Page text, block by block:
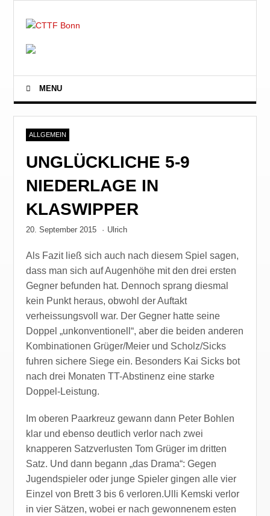
MENU
ALLGEMEIN
UNGLÜCKLICHE 5-9
NIEDERLAGE IN
KLASWIPPER
20. September 2015 · Ulrich
Als Fazit ließ sich auch nach diesem Spiel sagen,
dass man sich auf Augenhöhe mit den drei ersten
Gegner befunden hat. Dennoch sprang diesmal
kein Punkt heraus, obwohl der Auftakt
verheissungsvoll war. Der Gegner hatte seine
Doppel „unkonventionell“, aber die beiden anderen
Kombinationen Grüger/Meier und Scholz/Sicks
fuhren sichere Siege ein. Besonders Kai Sicks bot
nach drei Monaten TT-Abstinenz eine starke
Doppel-Leistung.
Im oberen Paarkreuz gewann dann Peter Bohlen
klar und ebenso deutlich verlor nach zwei
knapperen Satzverlusten Tom Grüger im dritten
Satz. Und dann begann „das Drama“: Gegen
Jugendspieler oder junge Spieler gingen alle vier
Einzel von Brett 3 bis 6 verloren.Ulli Kemski verlor
in vier Sätzen, wobei er nach gewonnenem esten